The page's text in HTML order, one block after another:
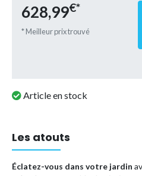
628,99€*
* Meilleur prix trouvé
Article en stock
Les atouts
Éclatez-vous dans votre jardin